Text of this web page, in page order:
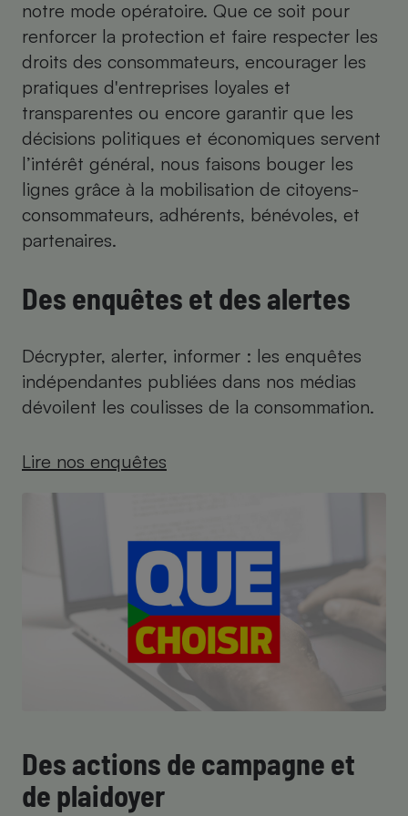
notre mode opératoire. Que ce soit pour
renforcer la protection et faire respecter les
droits des consommateurs, encourager les
pratiques d'entreprises loyales et
transparentes ou encore garantir que les
décisions politiques et économiques servent
l’intérêt général, nous faisons bouger les
lignes grâce à la mobilisation de citoyens-
consommateurs, adhérents, bénévoles, et
partenaires.
Des enquêtes et des alertes
Décrypter, alerter, informer : les enquêtes
indépendantes publiées dans nos médias
dévoilent les coulisses de la consommation.
Lire nos enquêtes
Des actions de campagne et
de plaidoyer